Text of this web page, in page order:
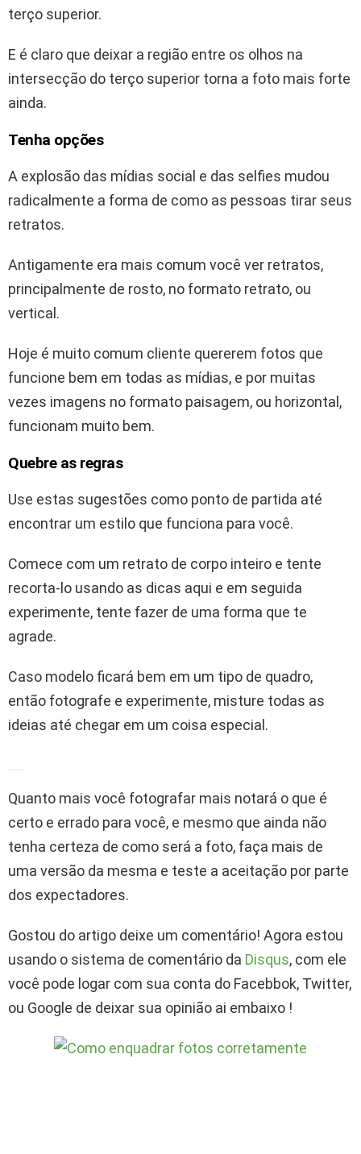
terço superior.
E é claro que deixar a região entre os olhos na
intersecção do terço superior torna a foto mais forte
ainda.
Tenha opções
A explosão das mídias social e das selfies mudou
radicalmente a forma de como as pessoas tirar seus
retratos.
Antigamente era mais comum você ver retratos,
principalmente de rosto, no formato retrato, ou
vertical.
Hoje é muito comum cliente quererem fotos que
funcione bem em todas as mídias, e por muitas
vezes imagens no formato paisagem, ou horizontal,
funcionam muito bem.
Quebre as regras
Use estas sugestões como ponto de partida até
encontrar um estilo que funciona para você.
Comece com um retrato de corpo inteiro e tente
recorta-lo usando as dicas aqui e em seguida
experimente, tente fazer de uma forma que te
agrade.
Caso modelo ficará bem em um tipo de quadro,
então fotografe e experimente, misture todas as
ideias até chegar em um coisa especial.
Quanto mais você fotografar mais notará o que é
certo e errado para você, e mesmo que ainda não
tenha certeza de como será a foto, faça mais de
uma versão da mesma e teste a aceitação por parte
dos expectadores.
Gostou do artigo deixe um comentário! Agora estou
usando o sistema de comentário da Disqus, com ele
você pode logar com sua conta do Facebbok, Twitter,
ou Google de deixar sua opinião ai embaixo !